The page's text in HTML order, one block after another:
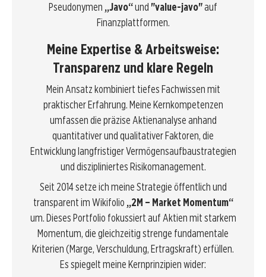
Pseudonymen „Javo“und "value-javo"auf
Finanzplattformen.
Meine Expertise & Arbeitsweise:
Transparenz und klare Regeln
Mein Ansatz kombiniert tiefes Fachwissen mit
praktischer Erfahrung. Meine Kernkompetenzen
umfassen die präzise Aktienanalyse anhand
quantitativer und qualitativer Faktoren, die
Entwicklung langfristiger Vermögensaufbaustrategien
und diszipliniertes Risikomanagement.
Seit 2014 setze ich meine Strategie öffentlich und
transparent im Wikifolio „2M – Market Momentum“
um. Dieses Portfolio fokussiert auf Aktien mit starkem
Momentum, die gleichzeitig strenge fundamentale
Kriterien (Marge, Verschuldung, Ertragskraft) erfüllen.
Es spiegelt meine Kernprinzipien wider: